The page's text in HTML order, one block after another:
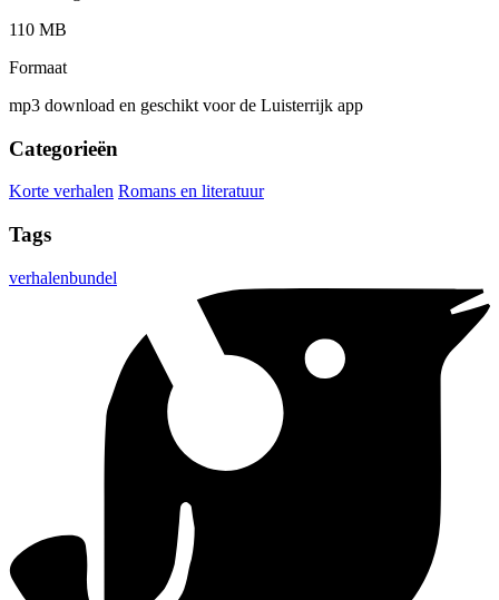
110 MB
Formaat
mp3 download en geschikt voor de Luisterrijk app
Categorieën
Korte verhalen Romans en literatuur
Tags
verhalenbundel